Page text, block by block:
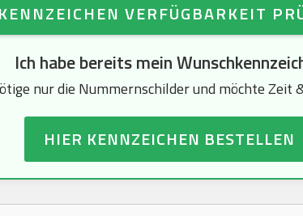
KENNZEICHEN VERFÜGBARKEIT
Ich habe bereits mein
nur die Nummernschilder und möchte Zeit
HIER KENNZEICHEN BESTELLEN